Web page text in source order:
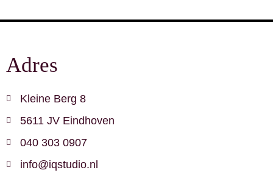
Adres
Kleine Berg 8
5611 JV Eindhoven
040 303 0907
info@iqstudio.nl